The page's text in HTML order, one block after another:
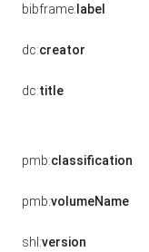
bibframe: label
dc:creator
dc:title
pmb:classification
pmb:volumeName
shl:version